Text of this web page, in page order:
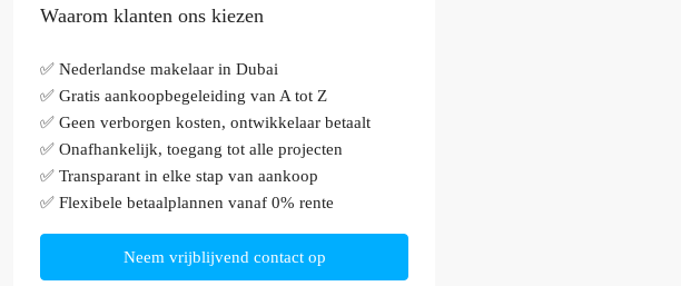
Waarom klanten ons kiezen
✅ Nederlandse makelaar in Dubai
✅ Gratis aankoopbegeleiding van A tot Z
✅ Geen verborgen kosten, ontwikkelaar betaalt
✅ Onafhankelijk, toegang tot alle projecten
✅ Transparant in elke stap van aankoop
✅ Flexibele betaalplannen vanaf 0% rente
Neem vrijblijvend contact op